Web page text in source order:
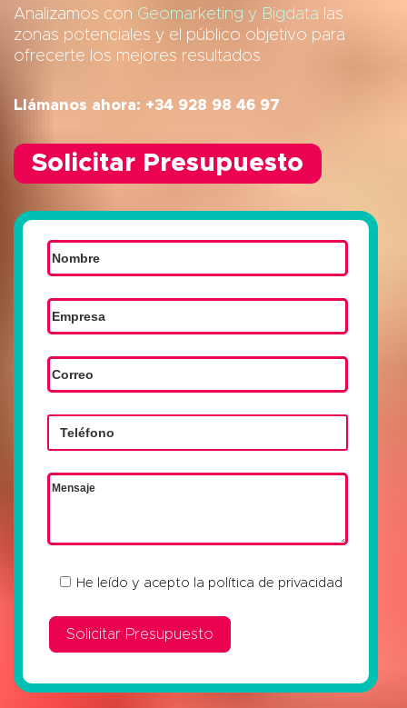
Analizamos con Geomarketing y Bigdata las
zonas potenciales y el público objetivo para
ofrecerte los mejores resultados
Llámanos ahora: +34 928 98 46 97
Solicitar Presupuesto
He leído y acepto la política de privacidad